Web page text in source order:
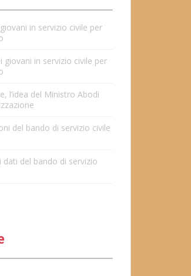
in servizio civile per
giovani in servizio civile per
l’idea del Ministro Abodi
del bando di servizio civile
dati del bando di servizio